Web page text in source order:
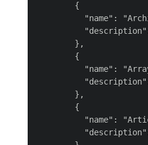
        {
"name":
        },
        {
"name":
        },
        {
"name":